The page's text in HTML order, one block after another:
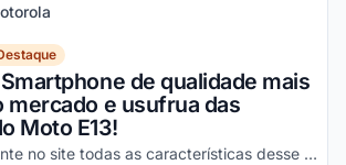
de qualidade mais
mercado e usufrua das
Moto E13!
Confira diretamente no site todas as características desse novo smartphone Motorola e aproveite!